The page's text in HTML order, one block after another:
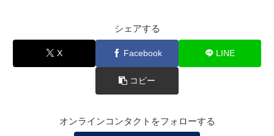
シェアする
X Facebook LINE
コピー
オンラインコンタクトをフォローする